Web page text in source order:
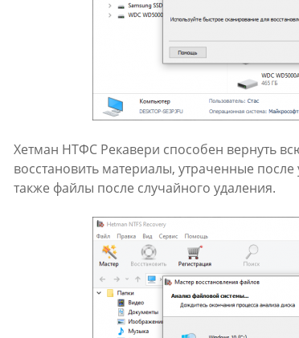
Хетман НТФС Рекавери способен вернуть
восстановить материалы, утраченные
также файлы после случайного удаления.